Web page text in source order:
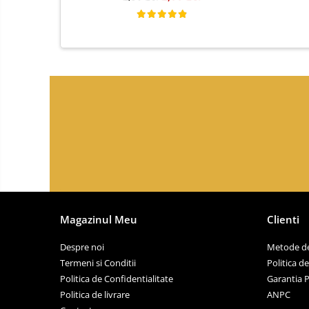
Magazinul Meu
Despre noi
Termeni si Conditii
Politica de Confidentialitate
Politica de livrare
Clienti
Metode
Politica
Garantia
ANPC